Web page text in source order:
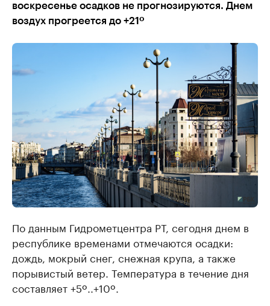
воскресенье осадков не прогнозируются. Днем
воздух прогреется до +21º
По данным Гидрометцентра РТ, сегодня днем в
республике временами отмечаются осадки:
дождь, мокрый снег, снежная крупа, а также
порывистый ветер. Температура в течение дня
составляет +5º..+10º.